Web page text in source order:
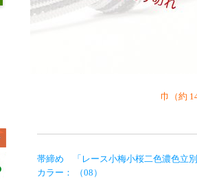
巾（約
帯締め 「レース小梅小桜二色濃色立
カラー： （08）